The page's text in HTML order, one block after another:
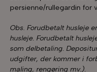
persienne/rullegardin for
Obs. Forudbetalt husleje
husleje. Forudbetalt
som delbetaling.
udgifter, der kommer i
maling, rengøring mv.).